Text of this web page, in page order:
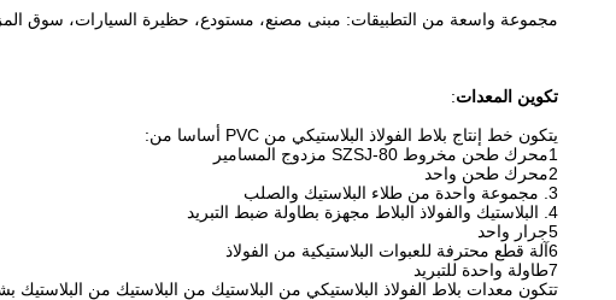
مجموعة واسعة من التطبيقات: مبنى مصنع، مستودع، حظيرة السيارات، سوق
تكوين المعدات:
يتكون خط إنتاج بلاط الفولاذ البلاستيكي من PVC أساسا من:
1محرك طحن مخروط SZSJ-80 مزدوج المسامير
2محرك طحن واحد
3. مجموعة واحدة من طلاء البلاستيك والصلب
4. البلاستيك والفولاذ البلاط مجهزة بطاولة ضبط التبريد
5جرار واحد
6آلة قطع محترفة للعبوات البلاستيكية من الفولاذ
7طاولة واحدة للتبريد
تتكون معدات بلاط الفولاذ البلاستيكي من البلاستيك من البلاستيك من